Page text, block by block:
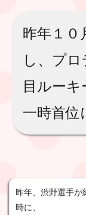
昨年１０
し、プ
目ルー
一時首位
昨年、渋野選手が
時に、